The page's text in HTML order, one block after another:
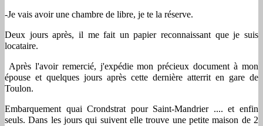
-Je vais avoir une chambre de libre, je te la réserve.
Deux jours après, il me fait un papier reconnaissant que je suis
locataire.
Après l'avoir remercié, j'expédie mon précieux document à mon
épouse et quelques jours après cette dernière atterrit en gare de
Toulon.
Embarquement quai Crondstrat pour Saint-Mandrier .... et enfin
seuls. Dans les jours qui suivent elle trouve une petite maison de 2